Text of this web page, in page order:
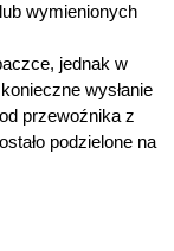
wymienionych
jednak w
wysłanie
przewoźnika z
podzielone na